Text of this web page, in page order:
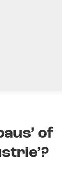
of